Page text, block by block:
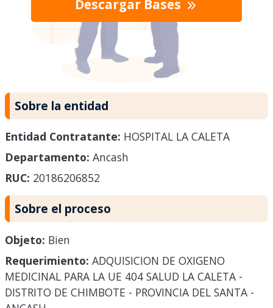
Descargar Bases
Sobre la entidad
Entidad Contratante: HOSPITAL LA CALETA
Departamento: Ancash
RUC: 20186206852
Sobre el proceso
Objeto: Bien
Requerimiento: ADQUISICION DE OXIGENO
MEDICINAL PARA LA UE 404 SALUD LA CALETA -
DISTRITO DE CHIMBOTE - PROVINCIA DEL SANTA -